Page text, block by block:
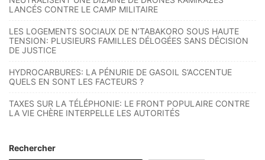
LANCÉS CONTRE LE CAMP MILITAIRE
LES LOGEMENTS SOCIAUX DE N’TABAKORO SOUS HAUTE
TENSION: PLUSIEURS FAMILLES DÉLOGÉES SANS DÉCISION
DE JUSTICE
HYDROCARBURES: LA PÉNURIE DE GASOIL S’ACCENTUE
QUELS EN SONT LES FACTEURS ?
TAXES SUR LA TÉLÉPHONIE: LE FRONT POPULAIRE CONTRE
LA VIE CHÈRE INTERPELLE LES AUTORITÉS
Rechercher